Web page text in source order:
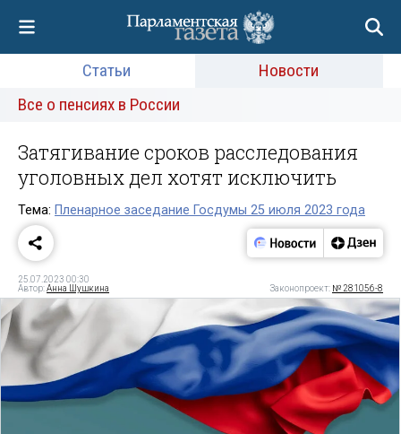
Статьи
Новости
Все о пенсиях в России
Затягивание сроков расследования
уголовных дел хотят исключить
Тема: Пленарное заседание Госдумы 25 июля 2023 года
25.07.2023 00:30
Автор:Анна Шушкина Законопроект: № 281056-8